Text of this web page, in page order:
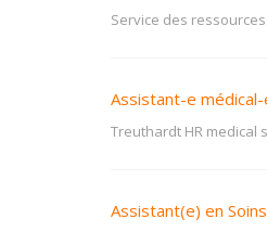
Service des
Assistant-e
Treuthardt HR medical
Assistant(e) en